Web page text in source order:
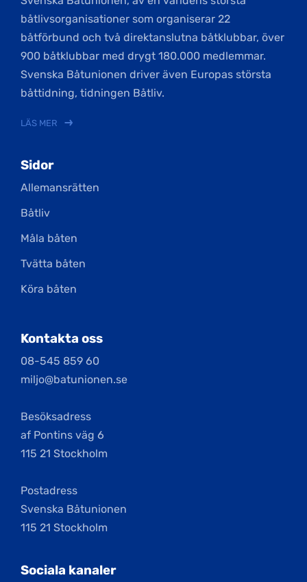
båtlivsorganisationer som organiserar 22
båtförbund och två direktanslutna båtklubbar, över
900 båtklubbar med drygt 180.000 medlemmar.
Svenska Båtunionen driver även Europas största
båttidning, tidningen Båtliv.
LÄS MER
Sidor
Allemansrätten
Båtliv
Måla båten
Tvätta båten
Köra båten
Kontakta oss
08-545 859 60
miljo@batunionen.se
Besöksadress
af Pontins väg 6
115 21 Stockholm
Postadress
Svenska Båtunionen
115 21 Stockholm
Sociala kanaler